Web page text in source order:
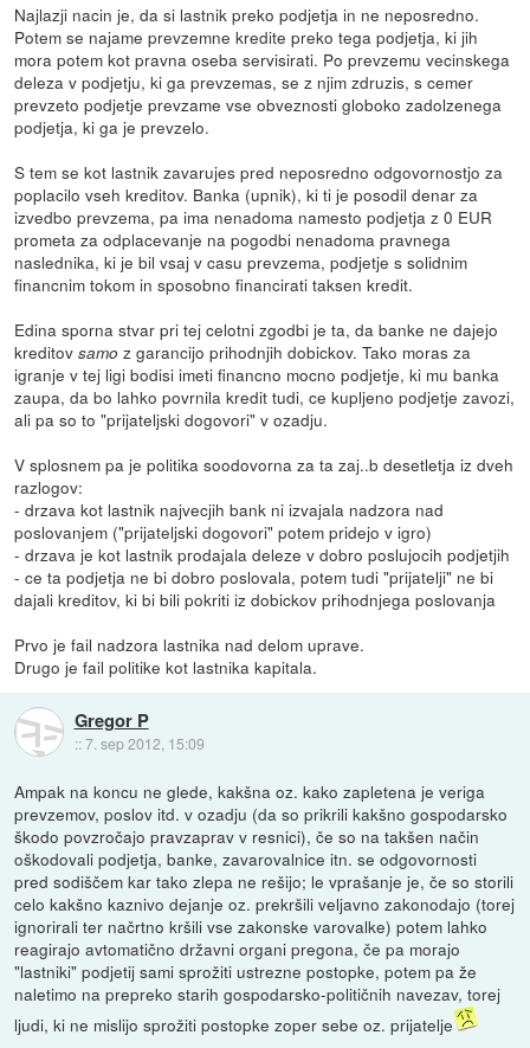
Najlazji nacin je, da si lastnik preko podjetja in ne neposredno.
Potem se najame prevzemne kredite preko tega podjetja, ki jih
mora potem kot pravna oseba servisirati. Po prevzemu vecinskega
deleza v podjetju, ki ga prevzemas, se z njim zdruzis, s cemer
prevzeto podjetje prevzame vse obveznosti globoko zadolzenega
podjetja, ki ga je prevzelo.
S tem se kot lastnik zavarujes pred neposredno odgovornostjo za
poplacilo vseh kreditov. Banka (upnik), ki ti je posodil denar za
izvedbo prevzema, pa ima nenadoma namesto podjetja z 0 EUR
prometa za odplacevanje na pogodbi nenadoma pravnega
naslednika, ki je bil vsaj v casu prevzema, podjetje s solidnim
financnim tokom in sposobno financirati taksen kredit.
Edina sporna stvar pri tej celotni zgodbi je ta, da banke ne dajejo
kreditovsamo z garancijo prihodnjih dobickov. Tako moras za
igranje v tej ligi bodisi imeti financno mocno podjetje, ki mu banka
zaupa, da bo lahko povrnila kredit tudi, ce kupljeno podjetje zavozi,
ali pa so to "prijateljski dogovori" v ozadju.
V splosnem pa je politika soodovorna za ta zaj..b desetletja iz dveh
razlogov:
- drzava kot lastnik najvecjih bank ni izvajala nadzora nad
poslovanjem ("prijateljski dogovori" potem pridejo v igro)
- drzava je kot lastnik prodajala deleze v dobro poslujocih podjetjih
- ce ta podjetja ne bi dobro poslovala, potem tudi "prijatelji" ne bi
dajali kreditov, ki bi bili pokriti iz dobickov prihodnjega poslovanja
Prvo je fail nadzora lastnika nad delom uprave.
Drugo je fail politike kot lastnika kapitala.
Gregor P
::7. sep 2012, 15:09
Ampak na koncu ne glede, kakšna oz. kako zapletena je veriga
prevzemov, poslov itd. v ozadju (da so prikrili kakšno gospodarsko
škodo povzročajo pravzaprav v resnici), če so na takšen način
oškodovali podjetja, banke, zavarovalnice itn. se odgovornosti
pred sodiščem kar tako zlepa ne rešijo; le vprašanje je, če so storili
celo kakšno kaznivo dejanje oz. prekršili veljavno zakonodajo (torej
ignorirali ter načrtno kršili vse zakonske varovalke) potem lahko
reagirajo avtomatično državni organi pregona, če pa morajo
"lastniki" podjetij sami sprožiti ustrezne postopke, potem pa že
naletimo na prepreko starih gospodarsko-političnih navezav, torej
ljudi, ki ne mislijo sprožiti postopke zoper sebe oz. prijatelje